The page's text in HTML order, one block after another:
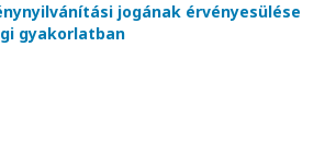
jogának érvényesülése
gyakorlatban